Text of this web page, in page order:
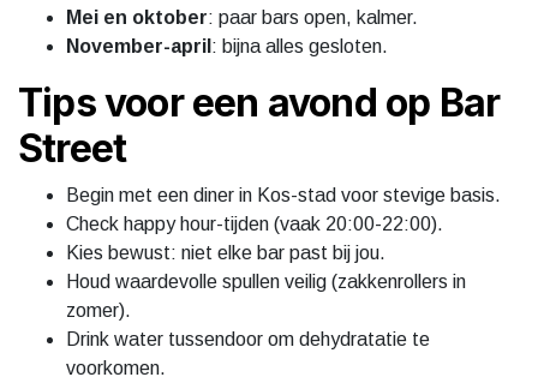
Mei en oktober: paar bars open, kalmer.
November-april : bijna alles gesloten.
Tips voor een avond op Bar
Street
Begin met een diner in Kos-stad voor stevige basis.
Check happy hour-tijden (vaak 20:00-22:00).
Kies bewust: niet elke bar past bij jou.
Houd waardevolle spullen veilig (zakkenrollers in
zomer).
Drink water tussendoor om dehydratatie te
voorkomen.